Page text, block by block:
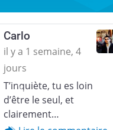
Carlo
il y a 1 semaine, 4
jours
T’inquiète, tu es loin
d’être le seul, et
clairement…
Previous